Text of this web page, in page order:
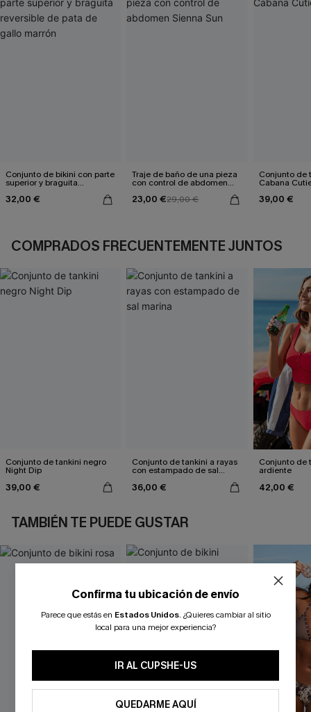
Conjunto de bikini con parte
superior y braguita
reversible de pata de gallo
marrón
32,00 €
Traje de baño de una pieza
con control de abdomen
23,00 €29,00 €
Conjunto de
Cabana
39,00 €
COMPRADOS FRECUENTEMENTE JUNTOS
Conjunto de tankini negro
Night Dip
39,00 €
Conjunto de tankini a rayas
con estampado de sal
36,00 €
Conjunto de
ardiente
42,00 €
TAMBIÉN TE PUEDE GUSTAR
Confirma tu ubicación de envío
Parece que estás en Estados Unidos. ¿Quieres cambiar al sitio
local para una mejor experiencia?
IR AL CUPSHE-US
QUEDARME AQUÍ